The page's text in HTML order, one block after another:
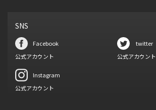
SNS
Facebook
公式アカウント
twitter
公式アカウント
Instagram
公式アカウント